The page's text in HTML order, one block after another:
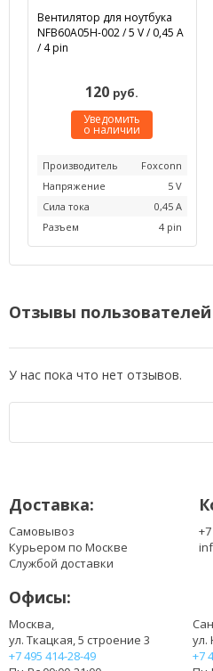
Вентилятор для ноутбука
NFB60A05H-002 / 5 V / 0,45 А
/ 4 pin
120 руб.
Уведомить
о наличии
Производитель
Foxconn
Напряжение
5 V
Сила тока
0,45 А
Разъем
4 pin
Отзывы пользователей
У нас пока что нет отзывов.
Доставка:
Самовывоз
Курьером по Москве
Службой доставки
Офисы:
Москва,
ул. Ткацкая, 5 строение 3
+7 495 414-28-49
ул.
+7